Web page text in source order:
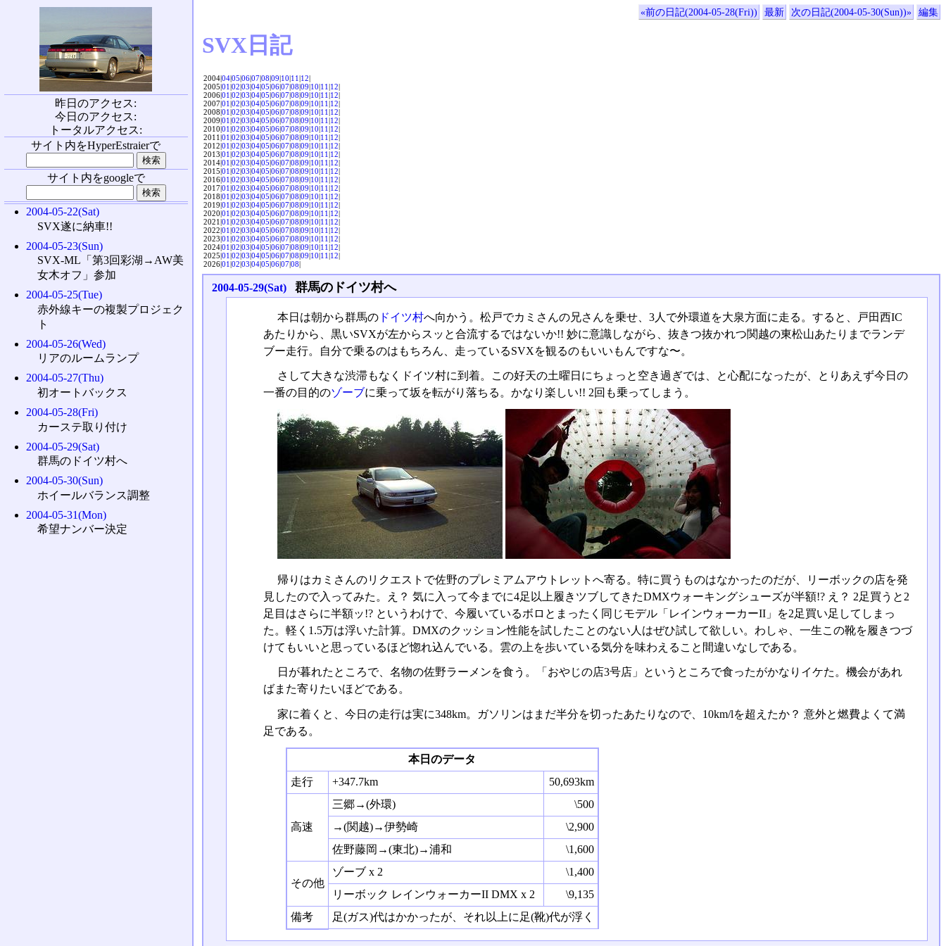
«前の日記(2004-05-28(Fri)) 最新 次の日記(2004-05-30(Sun))» 編集
SVX日記
2004|04|05|06|07|08|09|10|11|12|
2005|01|02|03|04|05|06|07|08|09|10|11|12|
2006|01|02|03|04|05|06|07|08|09|10|11|12|
2007|01|02|03|04|05|06|07|08|09|10|11|12|
2008|01|02|03|04|05|06|07|08|09|10|11|12|
2009|01|02|03|04|05|06|07|08|09|10|11|12|
2010|01|02|03|04|05|06|07|08|09|10|11|12|
2011|01|02|03|04|05|06|07|08|09|10|11|12|
2012|01|02|03|04|05|06|07|08|09|10|11|12|
2013|01|02|03|04|05|06|07|08|09|10|11|12|
2014|01|02|03|04|05|06|07|08|09|10|11|12|
2015|01|02|03|04|05|06|07|08|09|10|11|12|
2016|01|02|03|04|05|06|07|08|09|10|11|12|
2017|01|02|03|04|05|06|07|08|09|10|11|12|
2018|01|02|03|04|05|06|07|08|09|10|11|12|
2019|01|02|03|04|05|06|07|08|09|10|11|12|
2020|01|02|03|04|05|06|07|08|09|10|11|12|
2021|01|02|03|04|05|06|07|08|09|10|11|12|
2022|01|02|03|04|05|06|07|08|09|10|11|12|
2023|01|02|03|04|05|06|07|08|09|10|11|12|
2024|01|02|03|04|05|06|07|08|09|10|11|12|
2025|01|02|03|04|05|06|07|08|09|10|11|12|
2026|01|02|03|04|05|06|07|08|
2004-05-29(Sat) 群馬のドイツ村へ
本日は朝から群馬のドイツ村へ向かう。松戸でカミさんの兄さんを乗せ、3人で外環道を大泉方面に走る。すると、戸田西IC
あたりから、黒いSVXが左からスッと合流するではないか!! 妙に意識しながら、抜きつ抜かれつ関越の東松山あたりまでランデ
ブー走行。自分で乗るのはもちろん、走っているSVXを観るのもいいもんですな〜。
さして大きな渋滞もなくドイツ村に到着。この好天の土曜日にちょっと空き過ぎでは、と心配になったが、とりあえず今日の
一番の目的のゾーブに乗って坂を転がり落ちる。かなり楽しい!! 2回も乗ってしまう。
帰りはカミさんのリクエストで佐野のプレミアムアウトレットへ寄る。特に買うものはなかったのだが、リーボックの店を発
見したので入ってみた。え？ 気に入って今までに4足以上履きツブしてきたDMXウォーキングシューズが半額!? え？ 2足買うと2
足目はさらに半額ッ!? というわけで、今履いているボロとまったく同じモデル「レインウォーカーII」を2足買い足してしまっ
た。軽く1.5万は浮いた計算。DMXのクッション性能を試したことのない人はぜひ試して欲しい。わしゃ、一生この靴を履きつづ
けてもいいと思っているほど惚れ込んでいる。雲の上を歩いている気分を味わえること間違いなしである。
日が暮れたところで、名物の佐野ラーメンを食う。「おやじの店3号店」というところで食ったがかなりイケた。機会があれ
ばまた寄りたいほどである。
家に着くと、今日の走行は実に348km。ガソリンはまだ半分を切ったあたりなので、10km/lを超えたか？ 意外と燃費よくて満
足である。
本日のデータ
走行
+347.7km 50,693km
高速
三郷→(外環)
\500
→(関越)→伊勢崎
\2,900
佐野藤岡→(東北)→浦和
\1,600
その他
ゾーブ x 2
\1,400
リーボック レインウォーカーII DMX x 2
\9,135
備考
足(ガス)代はかかったが、それ以上に足(靴)代が浮く
昨日のアクセス:
今日のアクセス:
トータルアクセス:
サイト内をHyperEstraierで
サイト内をgoogleで
2004-05-22(Sat)
SVX遂に納車!!
2004-05-23(Sun)
SVX-ML「第3回彩湖→AW美
女木オフ」参加
2004-05-25(Tue)
赤外線キーの複製プロジェク
ト
2004-05-26(Wed)
リアのルームランプ
2004-05-27(Thu)
初オートバックス
2004-05-28(Fri)
カーステ取り付け
2004-05-29(Sat)
群馬のドイツ村へ
2004-05-30(Sun)
ホイールバランス調整
2004-05-31(Mon)
希望ナンバー決定